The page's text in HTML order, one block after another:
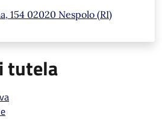
154 02020 Nespolo (RI)
tutela